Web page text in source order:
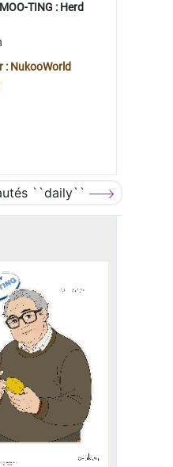
TING : Herd
: NukooWorld
``daily``